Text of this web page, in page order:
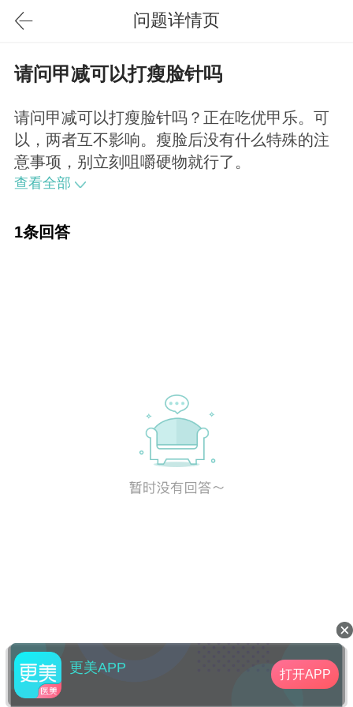
问题详情页
请问甲减可以打瘦脸针吗
请问甲减可以打瘦脸针吗？正在吃优甲乐。可
以，两者互不影响。瘦脸后没有什么特殊的注
意事项，别立刻咀嚼硬物就行了。
查看全部
1条回答
更美APP 打开APP